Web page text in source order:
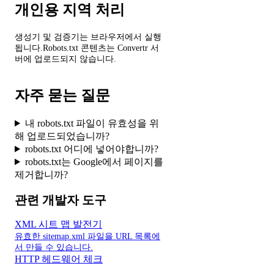
개인용 지역 처리
생성기 및 검증기는 브라우저에서 실행
됩니다.Robots.txt 콘텐츠는 Convertr 서
버에 업로드되지 않습니다.
자주 묻는 질문
내 robots.txt 파일이 유효성을 위
해 업로드되었습니까?
robots.txt 어디에 넣어야합니까?
robots.txt는 Google에서 페이지를
제거합니까?
관련 개발자 도구
XML 시트 맵 발전기
유효한 sitemap.xml 파일을 URL 목록에
서 만들 수 있습니다.
HTTP 헤드웨어 체크